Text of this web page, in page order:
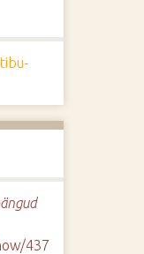
tibu-
437